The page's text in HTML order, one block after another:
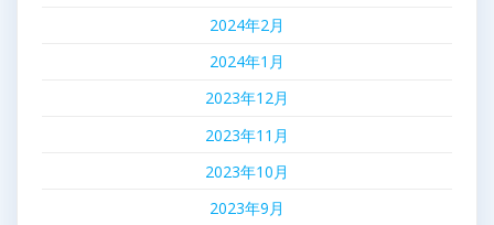
2024年2月
2024年1月
2023年12月
2023年11月
2023年10月
2023年9月